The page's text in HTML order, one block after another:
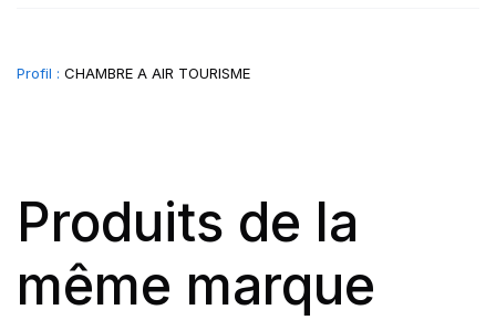
Profil : CHAMBRE A AIR TOURISME
Produits de la
même marque